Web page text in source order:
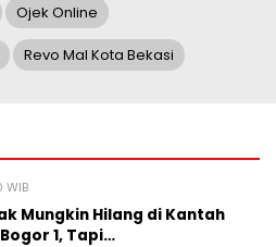
Ojek Online
Revo Mal Kota Bekasi
Mungkin Hilang di Kantah
1, Tapi…